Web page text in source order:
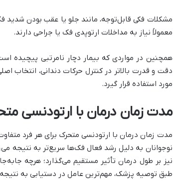
مشکلات فکی قابل‌توجه، مانند جلو یا عقب بودن شدید
معمولاً نیاز به مداخلات ارتوپدی فک یا جراحی دارند.
همچنین در مواردی که بیمار دچار نامرتبی پیچیده
دقت و قدرت بالاتر در کنترل حرکات دندانی، انتخاب
مورد استفاده قرار گیرد.
مدت زمان درمان با ارتودنسی
مدت زمان درمان با ارتودنسی متحرک برای هر فرد
نوجوانان به دلیل رشد فعال فک‌ها سریع‌تر به نتیجه
نیز بر طول درمان تأثیر مستقیم می‌گذارد؛ هرچه
طبق توصیه پزشک، مهم‌ترین عامل در دستیابی به